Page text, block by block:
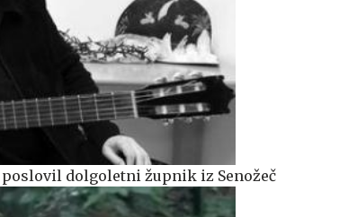
dolgoletni župnik iz Senožeč